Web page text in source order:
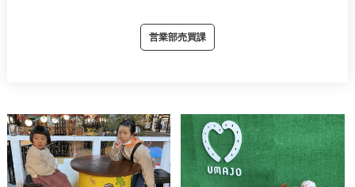
営業部売買課